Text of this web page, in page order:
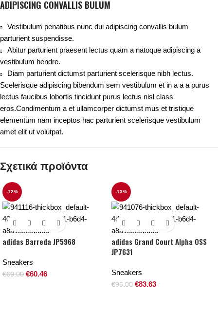
ADIPISCING CONVALLIS BULUM
Vestibulum penatibus nunc dui adipiscing convallis bulum
parturient suspendisse.
Abitur parturient praesent lectus quam a natoque adipiscing a
vestibulum hendre.
Diam parturient dictumst parturient scelerisque nibh lectus.
Scelerisque adipiscing bibendum sem vestibulum et in a a a purus
lectus faucibus lobortis tincidunt purus lectus nisl class
eros.Condimentum a et ullamcorper dictumst mus et tristique
elementum nam inceptos hac parturient scelerisque vestibulum
amet elit ut volutpat.
Σχετικά προϊόντα
-12%
adidas Barreda JP5968
Sneakers
€69.00 €60.46
-13%
adidas Grand Court Alpha OSS
JP7631
Sneakers
€96.00 €83.63